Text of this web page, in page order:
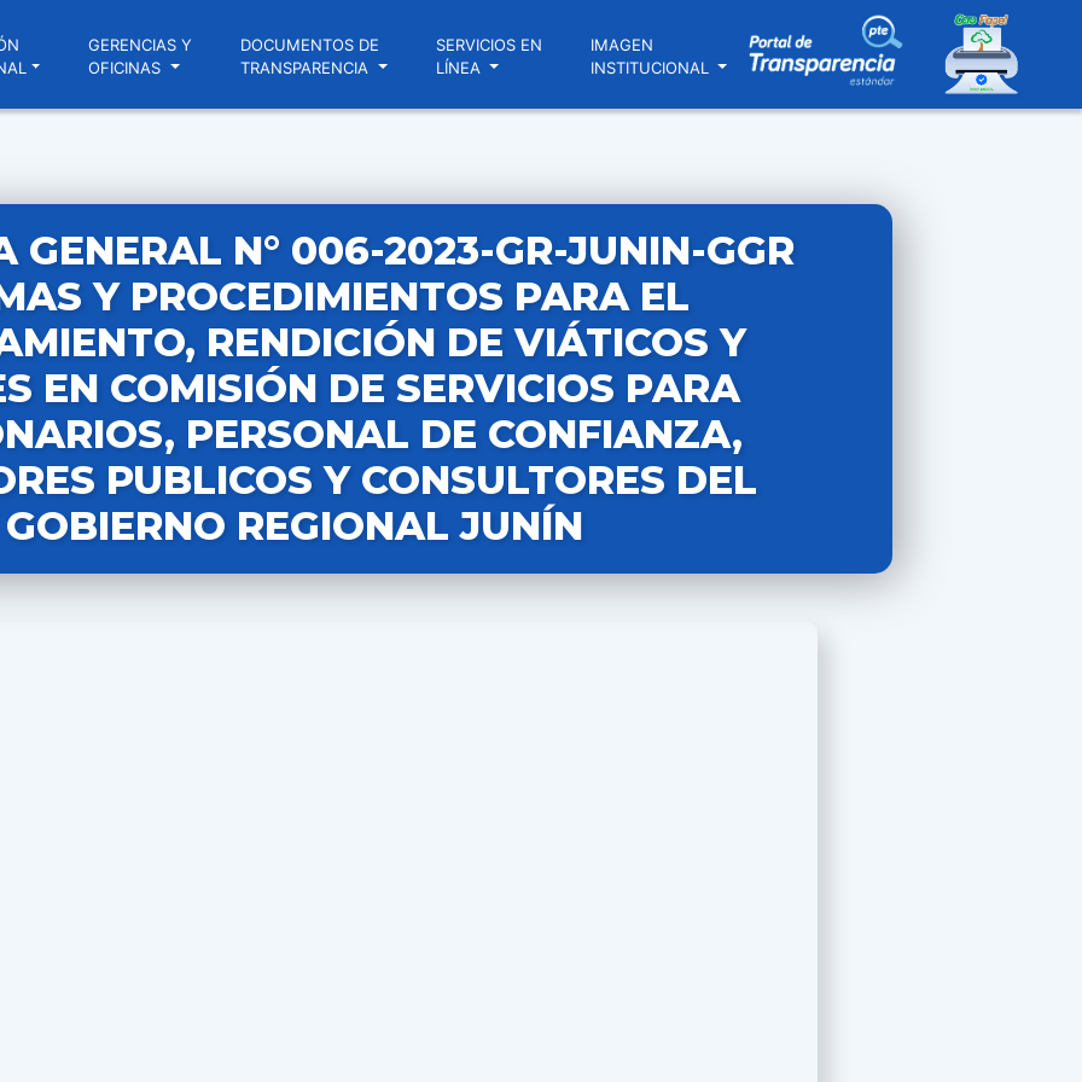
GERENCIAS Y
OFICINAS
DOCUMENTOS DE
TRANSPARENCIA
SERVICIOS EN
LÍNEA
IMAGEN
INSTITUCIONAL
GENERAL N° 006-2023-GR-JUNIN-GGR
Y PROCEDIMIENTOS PARA EL
RENDICIÓN DE VIÁTICOS Y
EN COMISIÓN DE SERVICIOS PARA
PERSONAL DE CONFIANZA,
PUBLICOS Y CONSULTORES DEL
GOBIERNO REGIONAL JUNÍN